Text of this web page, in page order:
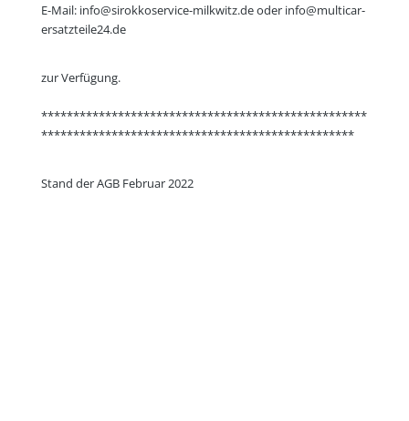
E-Mail: info@sirokkoservice-milkwitz.de oder info@multicar-
ersatzteile24.de
zur Verfügung.
***************************************************
*************************************************
Stand der AGB Februar 2022